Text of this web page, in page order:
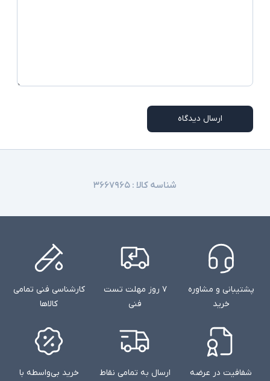
ارسال دیدگاه
شناسه کالا : ۳۶۶۷۹۶۵
پشتیبانی و مشاوره
خرید
۷ روز مهلت تست
فنی
کارشناسی فنی تمامی
کالاها
شفافیت در عرضه
ارسال به تمامی نقاط
خرید بی‌واسطه با